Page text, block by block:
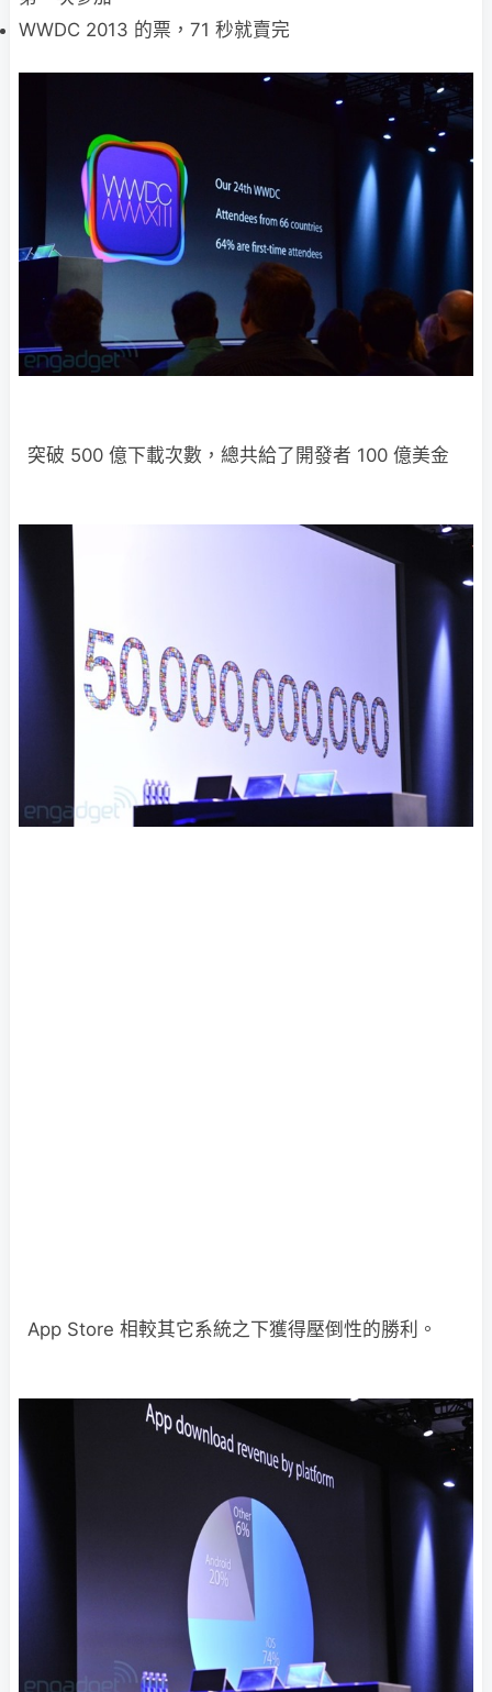
WWDC 2013 的票，71 秒就賣完
突破 500 億下載次數，總共給了開發者 100 億美金
App Store 相較其它系統之下獲得壓倒性的勝利。